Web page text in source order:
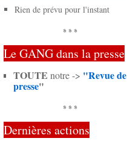
Rien de prévu pour l'instant
* * *
Le GANG dans la presse
TOUTE notre -> "Revue de
presse"
* * *
Dernières actions